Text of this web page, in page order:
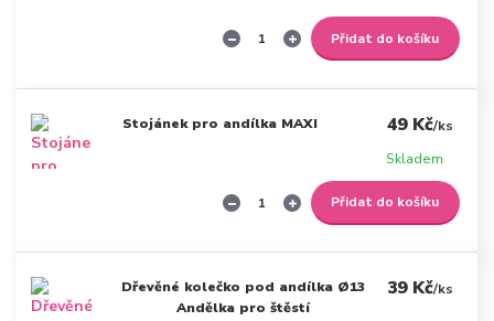
Přidat do košíku
Stojánek pro andílka MAXI 49 Kč/ks
Skladem
Přidat do košíku
Dřevěné kolečko pod andílka Ø13
Andělka pro štěstí
39 Kč/ks